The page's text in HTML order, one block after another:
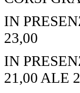
IN
23,00
IN
21,00 ALE